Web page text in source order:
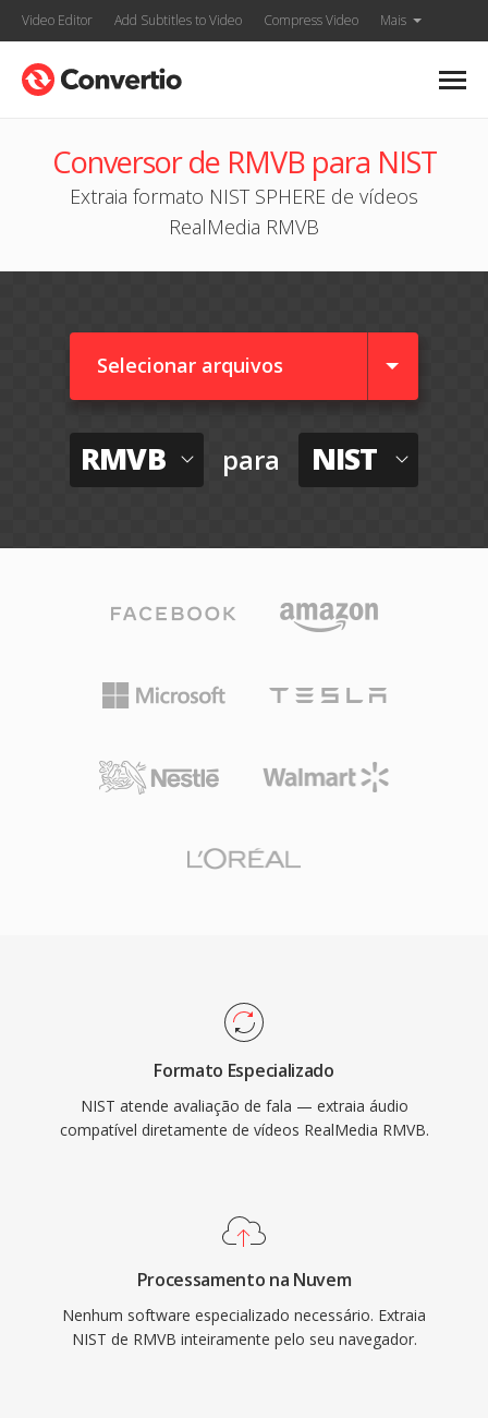
Video Editor Add Subtitles to Video Compress Video Mais
Conversor de RMVB para NIST
Extraia formato NIST SPHERE de vídeos
RealMedia RMVB
Selecionar arquivos
RMVB para NIST
Formato Especializado
NIST atende avaliação de fala — extraia áudio
compatível diretamente de vídeos RealMedia RMVB.
Processamento na Nuvem
Nenhum software especializado necessário. Extraia
NIST de RMVB inteiramente pelo seu navegador.